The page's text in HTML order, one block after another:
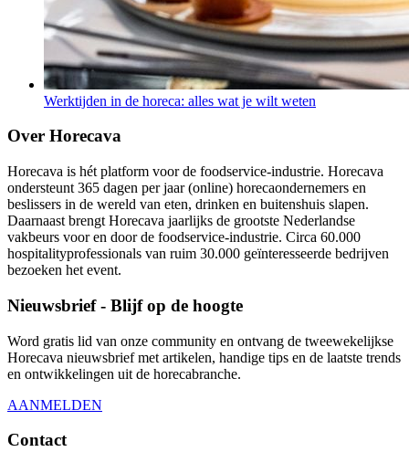
Werktijden in de horeca: alles wat je wilt weten
Over Horecava
Horecava is hét platform voor de foodservice-industrie. Horecava
ondersteunt 365 dagen per jaar (online) horecaondernemers en
beslissers in de wereld van eten, drinken en buitenshuis slapen.
Daarnaast brengt Horecava jaarlijks de grootste Nederlandse
vakbeurs voor en door de foodservice-industrie. Circa 60.000
hospitalityprofessionals van ruim 30.000 geïnteresseerde bedrijven
bezoeken het event.
Nieuwsbrief - Blijf op de hoogte
Word gratis lid van onze community en ontvang de tweewekelijkse
Horecava nieuwsbrief met artikelen, handige tips en de laatste trends
en ontwikkelingen uit de horecabranche.
AANMELDEN
Contact